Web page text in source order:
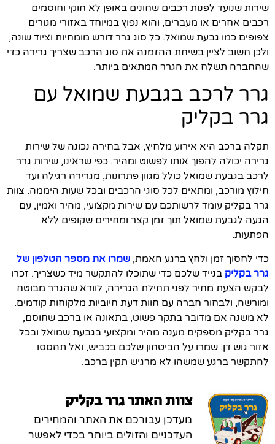
שירות שנועד לפנות רכבים שחונים באופן לא חוקי וחוסמים
רכבים אחרים או מעברים, והוא נפוץ במיוחד באזורי מגורים
צפופים כמו גבעת שמואל. כל סוג גרר דורש מומחיות וציוד שונה,
ולכן חשוב לציין בשיחת ההזמנה את סוג הרכב שצריך גרירה כדי
שהחברה תשלח את הגרר המתאים ביותר.
גרר לרכב בגבעת שמואל עם
גרר בקליק
תקלה ברכב היא אירוע מלחיץ, אבל בחירה נכונה של שירות
גרירה יכולה להפוך אותו לפשוט ומהיר. כפי שראינו, שירות גרר
לרכב בגבעת שמואל כולל מגוון פתרונות, מגרירה רגילה ועד
חילוץ מורכב, ומתאים לכל סוגי הרכבים ובכל שעות היממה. צוות
גרר בקליק עומד לרשותכם עם שירות מקצועי, מהיר ואמין, עם
הגעה לגבעת שמואל תוך זמן קצר ומחירים שקופים ללא
הפתעות.
כדי לחסוך זמן ולחץ ברגע האמת, שמרו את מספר הטלפון של
גרר בקליק בנייד שלכם כדי שתוכלו להתקשר מיד כשצריך. זכרו
לבקש הצעת מחיר לפני תחילת הגרירה, לוודא שהגרר מבוטח
ומורשה, ולבחור חברה עם חוות דעת חיוביות מלקוחות קודמים.
לא משנה אם מדובר בתקר פשוט, בתאונה או ברכב שחוסם,
גרר בקליק מספקים מענה מהיר ומקצועי בגבעת שמואל ובכל
אזור גוש דן. שמרו על הביטחון שלכם בכביש, ואל תהססו
להתקשר ברגע שמשהו לא מרגיש תקין ברכב.
צוות האתר גרר בקליק
מעדכן עבורכם את האתר והמחירים
העדכניים והזולים ביותר בכדי לאפשר